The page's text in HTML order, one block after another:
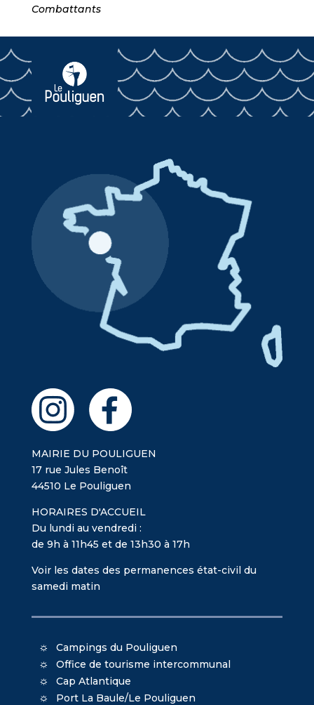
Combattants
MAIRIE DU POULIGUEN
17 rue Jules Benoît
44510 Le Pouliguen
HORAIRES D'ACCUEIL
Du lundi au vendredi :
de 9h à 11h45 et de 13h30 à 17h
Voir les dates des permanences état-civil du
samedi matin
Campings du Pouliguen
Office de tourisme intercommunal
Cap Atlantique
Port La Baule/Le Pouliguen